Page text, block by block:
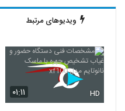
ویدیوهای مرتبط
۰۱:۱۱ HD